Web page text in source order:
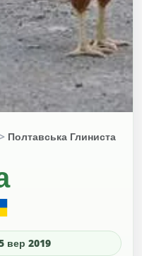
Полтавська Глиниста
вер 2019